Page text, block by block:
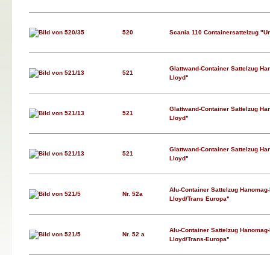
520 Scania 110 Containersattelzug
521
Glattwand-Container Sattelzug
Lloyd"
521
Glattwand-Container Sattelzug
Lloyd"
521
Glattwand-Container Sattelzug
Lloyd"
Nr. 52a
Alu-Container Sattelzug
Lloyd/Trans Europa"
Nr. 52 a
Alu-Container Sattelzug
Lloyd/Trans-Europa"